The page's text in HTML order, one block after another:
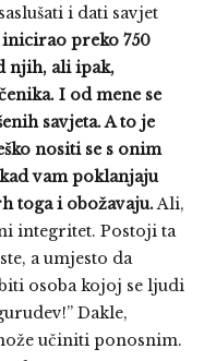
i dati savjet
inicirao preko 750
njih, ali ipak,
I od mene se
savjeta. A to je
nositi se s onim
vam poklanjaju
toga i obožavaju.Ali,
integritet. Postoji ta
a umjesto da
osoba kojoj se ljudi
Dakle,
učiniti ponosnim.